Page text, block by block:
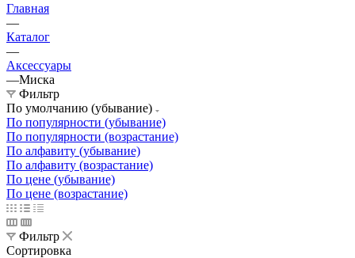
Главная
—
Каталог
—
Аксессуары
—Миска
Фильтр
По умолчанию (убывание)
По популярности (убывание)
По популярности (возрастание)
По алфавиту (убывание)
По алфавиту (возрастание)
По цене (убывание)
По цене (возрастание)
Фильтр
Сортировка